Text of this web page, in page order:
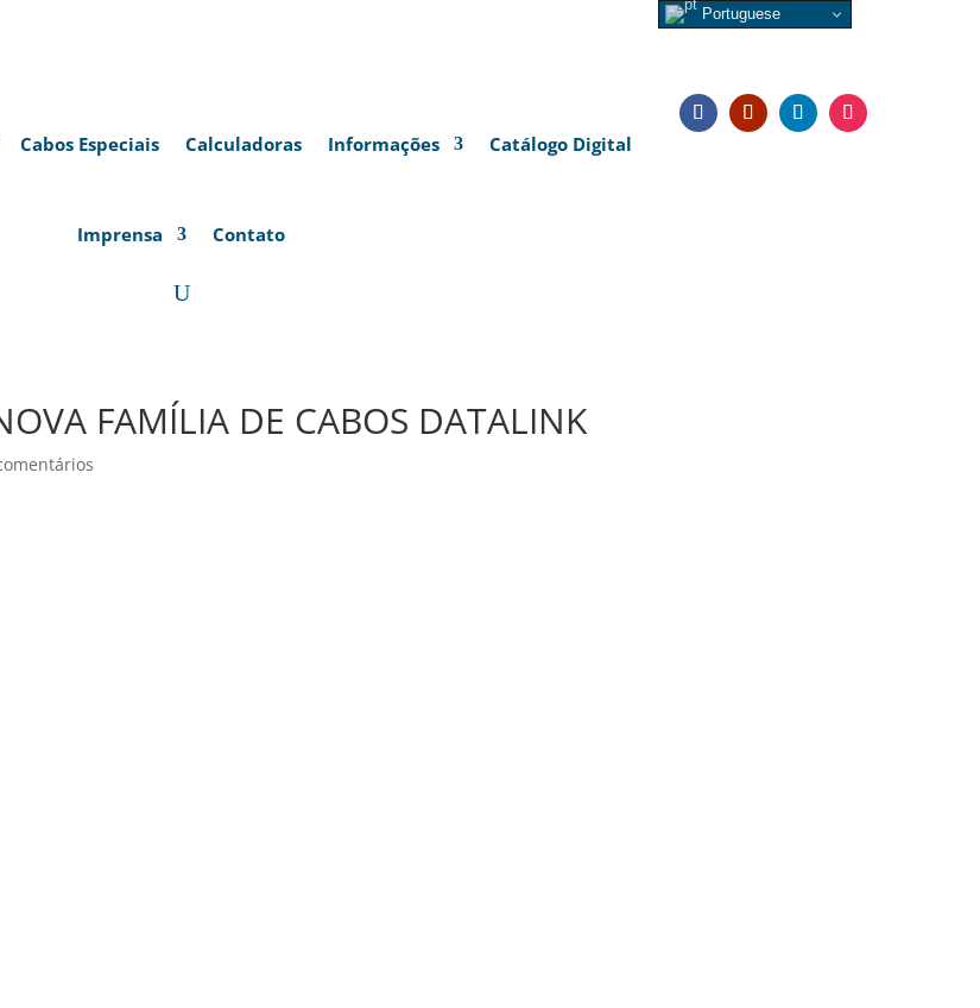
Cabos Especiais Calculadoras Informações Catálogo Digital
Imprensa Contato
FAMÍLIA DE CABOS DATALINK
Portuguese